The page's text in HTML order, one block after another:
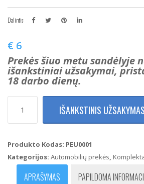
Dalintis:
€ 6
Prekės šiuo metu sandėlyje
išankstiniai užsakymai,
18 darbo dienų.
kiekis:
automagnetolos
(Raktai)
IŠANKSTINIS UŽSAKYMAS
Produkto Kodas: PEU0001
Kategorijos: Automobilių prekės,
APRAŠYMAS PAPILDOMA